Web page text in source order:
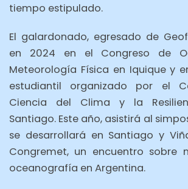
tiempo estipulado.
El galardonado, egresado de
en 2024 en el Congreso de
Meteorología Física en Iquique y
estudiantil organizado por el
Ciencia del Clima y la
Santiago. Este año, asistirá al
se desarrollará en Santiago y
Congremet, un encuentro sobre
oceanografía en Argentina.